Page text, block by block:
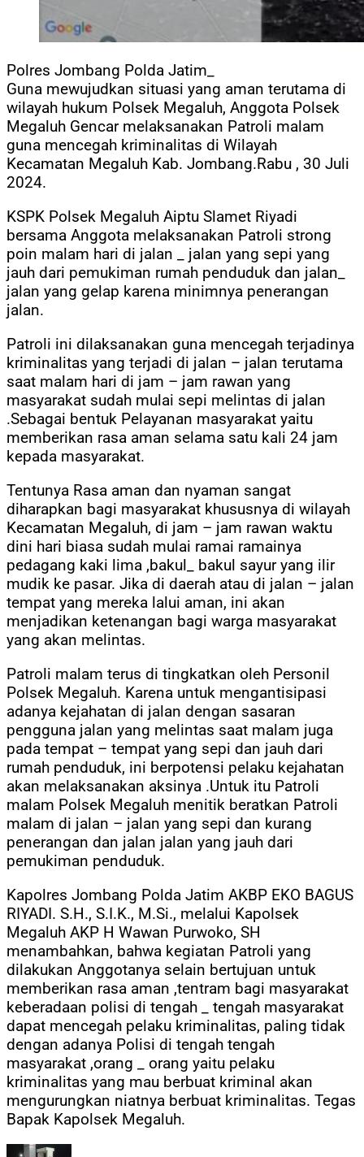
Polres Jombang Polda Jatim_
Guna mewujudkan situasi yang aman terutama di
wilayah hukum Polsek Megaluh, Anggota Polsek
Megaluh Gencar melaksanakan Patroli malam
guna mencegah kriminalitas di Wilayah
Kecamatan Megaluh Kab. Jombang.Rabu , 30 Juli
2024.
KSPK Polsek Megaluh Aiptu Slamet Riyadi
bersama Anggota melaksanakan Patroli strong
poin malam hari di jalan _ jalan yang sepi yang
jauh dari pemukiman rumah penduduk dan jalan_
jalan yang gelap karena minimnya penerangan
jalan.
Patroli ini dilaksanakan guna mencegah terjadinya
kriminalitas yang terjadi di jalan – jalan terutama
saat malam hari di jam – jam rawan yang
masyarakat sudah mulai sepi melintas di jalan
.Sebagai bentuk Pelayanan masyarakat yaitu
memberikan rasa aman selama satu kali 24 jam
kepada masyarakat.
Tentunya Rasa aman dan nyaman sangat
diharapkan bagi masyarakat khususnya di wilayah
Kecamatan Megaluh, di jam – jam rawan waktu
dini hari biasa sudah mulai ramai ramainya
pedagang kaki lima ,bakul_ bakul sayur yang ilir
mudik ke pasar. Jika di daerah atau di jalan – jalan
tempat yang mereka lalui aman, ini akan
menjadikan ketenangan bagi warga masyarakat
yang akan melintas.
Patroli malam terus di tingkatkan oleh Personil
Polsek Megaluh. Karena untuk mengantisipasi
adanya kejahatan di jalan dengan sasaran
pengguna jalan yang melintas saat malam juga
pada tempat – tempat yang sepi dan jauh dari
rumah penduduk, ini berpotensi pelaku kejahatan
akan melaksanakan aksinya .Untuk itu Patroli
malam Polsek Megaluh menitik beratkan Patroli
malam di jalan – jalan yang sepi dan kurang
penerangan dan jalan jalan yang jauh dari
pemukiman penduduk.
Kapolres Jombang Polda Jatim AKBP EKO BAGUS
RIYADI. S.H., S.I.K., M.Si., melalui Kapolsek
Megaluh AKP H Wawan Purwoko, SH
menambahkan, bahwa kegiatan Patroli yang
dilakukan Anggotanya selain bertujuan untuk
memberikan rasa aman ,tentram bagi masyarakat
keberadaan polisi di tengah _ tengah masyarakat
dapat mencegah pelaku kriminalitas, paling tidak
dengan adanya Polisi di tengah tengah
masyarakat ,orang _ orang yaitu pelaku
kriminalitas yang mau berbuat kriminal akan
mengurungkan niatnya berbuat kriminalitas. Tegas
Bapak Kapolsek Megaluh.